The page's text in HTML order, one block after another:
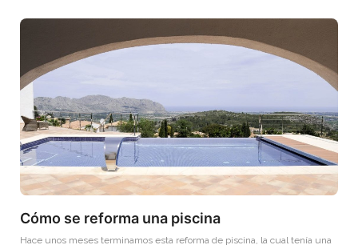
Cómo se reforma una piscina
Hace unos meses terminamos esta reforma de piscina, la cual tenía una